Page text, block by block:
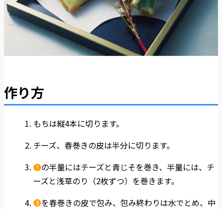
作り方
もちは縦4本に切ります。
チーズ、春巻きの皮は半分に切ります。
❶の半量にはチーズと青じそを巻き、半量には、チ
ーズと浅草のり（2枚ずつ）を巻きます。
❸を春巻きの皮で包み、包み終わりは水でとめ、中